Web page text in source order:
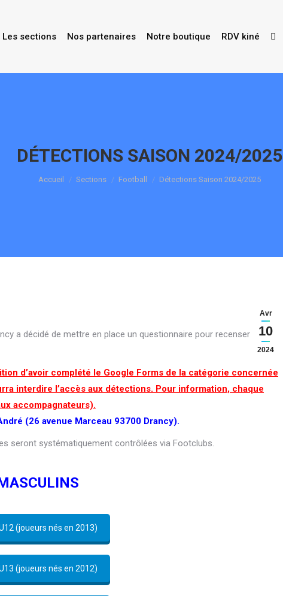
Les sections Nos partenaires Notre boutique RDV kiné
DÉTECTIONS SAISON 2024/2025
Vous êtes ici :
Accueil Sections Football Détections Saison 2024/2025
Avr
10
2024
a décidé de mettre en place un questionnaire pour recenser
les
d’avoir complété le Google Forms de la catégorie concernée
interdire l’accès aux détections. Pour information, chaque
accompagnateurs).
(26 avenue Marceau 93700 Drancy).
seront systématiquement contrôlées via Footclubs.
(joueurs nés en 2013)
(joueurs nés en 2012)